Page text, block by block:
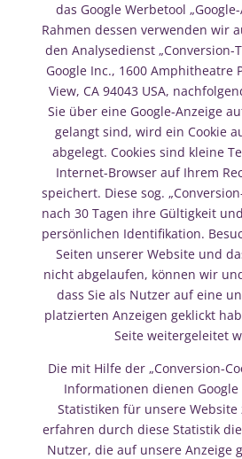
das Google Werbetool
Rahmen dessen verwenden wir
den Analysedienst „Conversion-
Google Inc., 1600 Amphitheatre
View, CA 94043 USA,
Sie über eine Google-Anzeige
gelangt sind, wird ein Cookie
abgelegt. Cookies sind kleine
Internet-Browser auf Ihrem
speichert. Diese sog.
nach 30 Tagen ihre Gültigkeit
persönlichen Identifikation.
Seiten unserer Website und
nicht abgelaufen, können wir
dass Sie als Nutzer auf eine
platzierten Anzeigen geklickt
Seite weitergeleitet
Die mit Hilfe der „Conversion-
Informationen dienen Google
Statistiken für unsere
erfahren durch diese Statistik
Nutzer, die auf unsere Anzeige